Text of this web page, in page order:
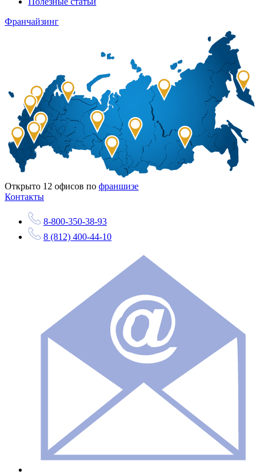
Франчайзинг
Открыто 12 офисов по франшизе
Контакты
8-800-350-38-93
8 (812) 400-44-10